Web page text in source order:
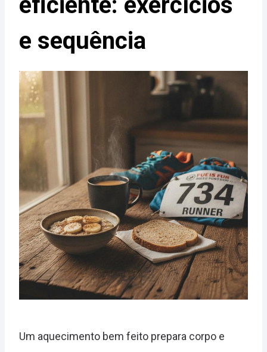
e sequência
Um aquecimento bem feito prepara corpo e